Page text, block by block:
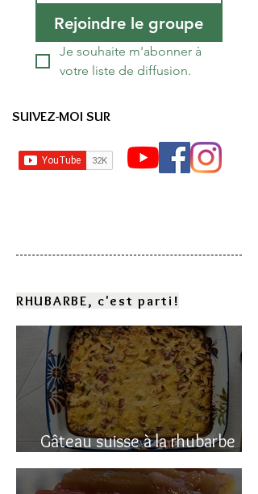
Rejoindre le groupe
Je souhaite m'abonner à
votre liste de diffusion.
SUIVEZ-MOI SUR
RHUBARBE, c'est parti!
Gâteau suisse à la rhubarbe
(avec polenta)